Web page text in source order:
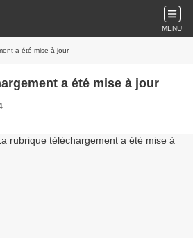
MENU
a été mise à jour
a été mise à jour